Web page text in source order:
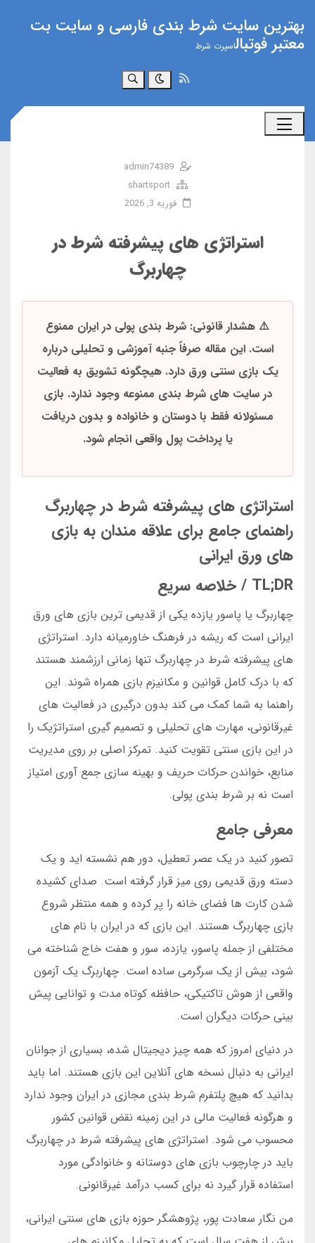
بهترین سایت شرط بندی فارسی و سایت بت
معتبر فوتبالاسپرت شرط
جستجو
admin74389
shartsport
فوریه 3, 2026
استراتژی‌ های پیشرفته شرط در
چهاربرگ
⚠️ هشدار قانونی: شرط بندی پولی در ایران ممنوع
است. این مقاله صرفاً جنبه آموزشی و تحلیلی درباره
یک بازی سنتی ورق دارد. هیچگونه تشویق به فعالیت
در سایت های شرط بندی ممنوعه وجود ندارد. بازی
مسئولانه فقط با دوستان و خانواده و بدون دریافت
یا پرداخت پول واقعی انجام شود.
استراتژی های پیشرفته شرط در چهاربرگ
راهنمای جامع برای علاقه مندان به بازی
های ورق ایرانی
TL;DR / خلاصه سریع
چهاربرگ یا پاسور یازده یکی از قدیمی ترین بازی های ورق
ایرانی است که ریشه در فرهنگ خاورمیانه دارد. استراتژی
های پیشرفته شرط در چهاربرگ تنها زمانی ارزشمند هستند
که با درک کامل قوانین و مکانیزم بازی همراه شوند. این
راهنما به شما کمک می کند بدون درگیری در فعالیت های
غیرقانونی، مهارت های تحلیلی و تصمیم گیری استراتژیک را
در این بازی سنتی تقویت کنید. تمرکز اصلی بر روی مدیریت
منابع، خواندن حرکات حریف و بهینه سازی جمع آوری امتیاز
است نه بر شرط بندی پولی.
معرفی جامع
تصور کنید در یک عصر تعطیل، دور هم نشسته اید و یک
دسته ورق قدیمی روی میز قرار گرفته است. صدای کشیده
شدن کارت ها فضای خانه را پر کرده و همه منتظر شروع
بازی چهاربرگ هستند. این بازی که در ایران با نام های
مختلفی از جمله پاسور، یازده، سور و هفت خاج شناخته می
شود، بیش از یک سرگرمی ساده است. چهاربرگ یک آزمون
واقعی از هوش تاکتیکی، حافظه کوتاه مدت و توانایی پیش
بینی حرکات دیگران است.
در دنیای امروز که همه چیز دیجیتال شده، بسیاری از جوانان
ایرانی به دنبال نسخه های آنلاین این بازی هستند. اما باید
بدانید که هیچ پلتفرم شرط بندی مجازی در ایران وجود ندارد
و هرگونه فعالیت مالی در این زمینه نقض قوانین کشور
محسوب می شود. استراتژی های پیشرفته شرط در چهاربرگ
باید در چارچوب بازی های دوستانه و خانوادگی مورد
استفاده قرار گیرد نه برای کسب درآمد غیرقانونی.
من نگار سعادت پور، پژوهشگر حوزه بازی های سنتی ایرانی،